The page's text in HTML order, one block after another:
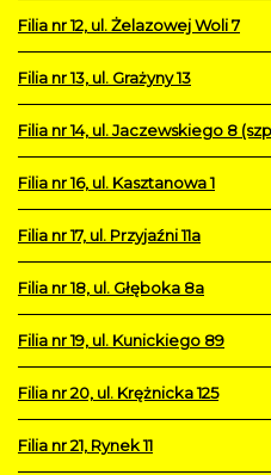
Filia nr 12, ul. Żelazowej Woli 7
Filia nr 13, ul. Grażyny 13
Filia nr 14, ul. Jaczewskiego 8
Filia nr 16, ul. Kasztanowa 1
Filia nr 17, ul. Przyjaźni 11a
Filia nr 18, ul. Głęboka 8a
Filia nr 19, ul. Kunickiego 89
Filia nr 20, ul. Krężnicka 125
Filia nr 21, Rynek 11